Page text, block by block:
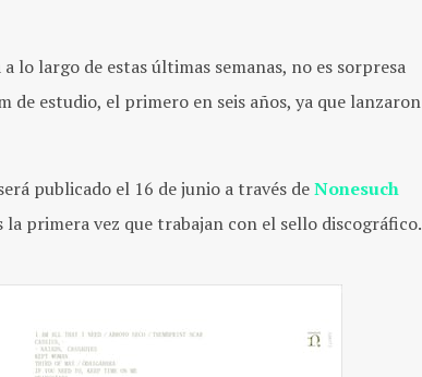
lo largo de estas últimas semanas, no es sorpresa
de estudio, el primero en seis años, ya que lanzaron
publicado el 16 de junio a través deNonesuch
la primera vez que trabajan con el sello discográfico.